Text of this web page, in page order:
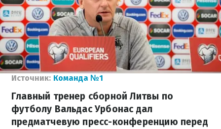
Источник: Команда №1
Главный тренер сборной Литвы по
футболу Вальдас Урбонас дал
предматчевую пресс-конференцию перед